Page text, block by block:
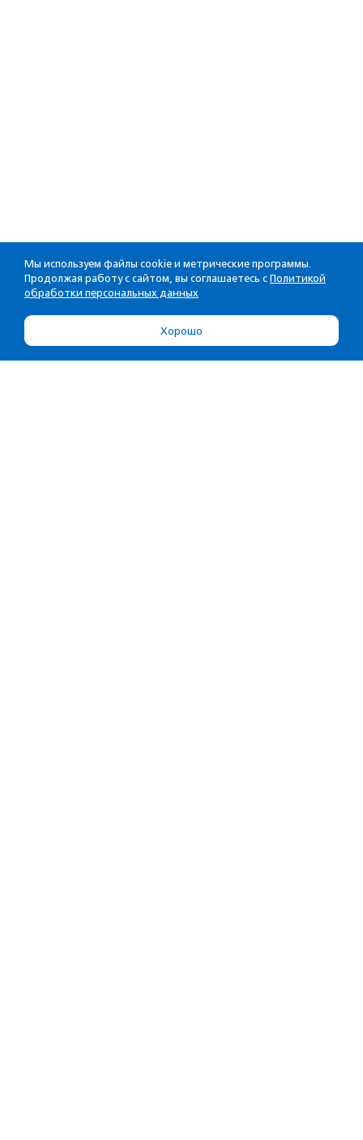
Мы используем файлы cookie и метрические программы.
Продолжая работу с сайтом, вы соглашаетесь с Политикой
обработки персональных данных
Хорошо